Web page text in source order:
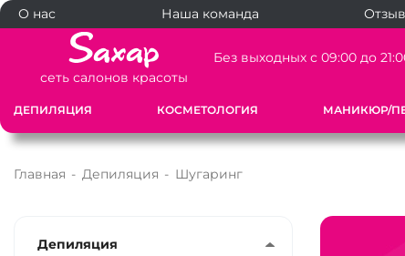
О нас Наша команда
сеть салонов красоты
Без выходных с 09:00 до
ДЕПИЛЯЦИЯ КОСМЕТОЛОГИЯ МАНИКЮР/
Главная - Депиляция - Шугаринг
Депиляция